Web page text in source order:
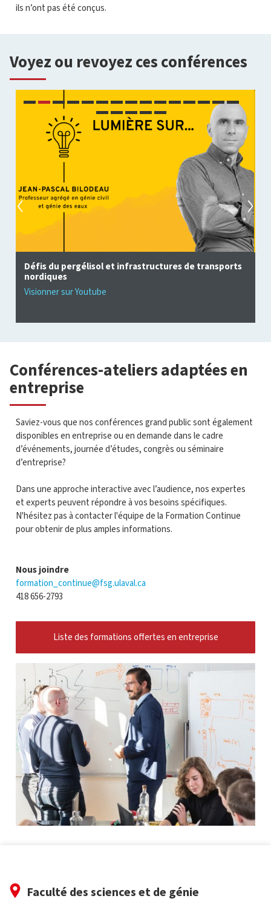
ils n’ont pas été conçus.
Voyez ou revoyez ces conférences
La biodiversité dans un nord en mutation
Visionner sur Youtube
Conférences-ateliers adaptées en
entreprise
Saviez-vous que nos conférences grand public sont également
disponibles en entreprise ou en demande dans le cadre
d’événements, journée d’études, congrès ou séminaire
d’entreprise?
Dans une approche interactive avec l’audience, nos expertes
et experts peuvent répondre à vos besoins spécifiques.
N'hésitez pas à contacter l'équipe de la Formation Continue
pour obtenir de plus amples informations.
Nous joindre
formation_continue@fsg.ulaval.ca
418 656-2793
Liste des formations offertes en entreprise
Faculté des sciences et de génie